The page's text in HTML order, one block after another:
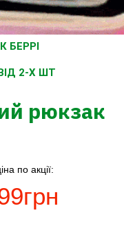
БЕРРІ
2-Х ШТ
рюкзак
по акції: